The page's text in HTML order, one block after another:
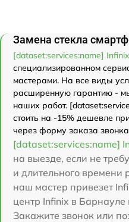
Замена стекла
[dataset:services:name]
специализированном
мастерами. На все виды
расширенную гарантию -
наших работ.
стоить на -15% дешевле
через форму заказа
[dataset:services:name]
на выезде, если не
и длительного времени
наш мастер привезет
центр Infinix в Барнауле
Закажите звонок или